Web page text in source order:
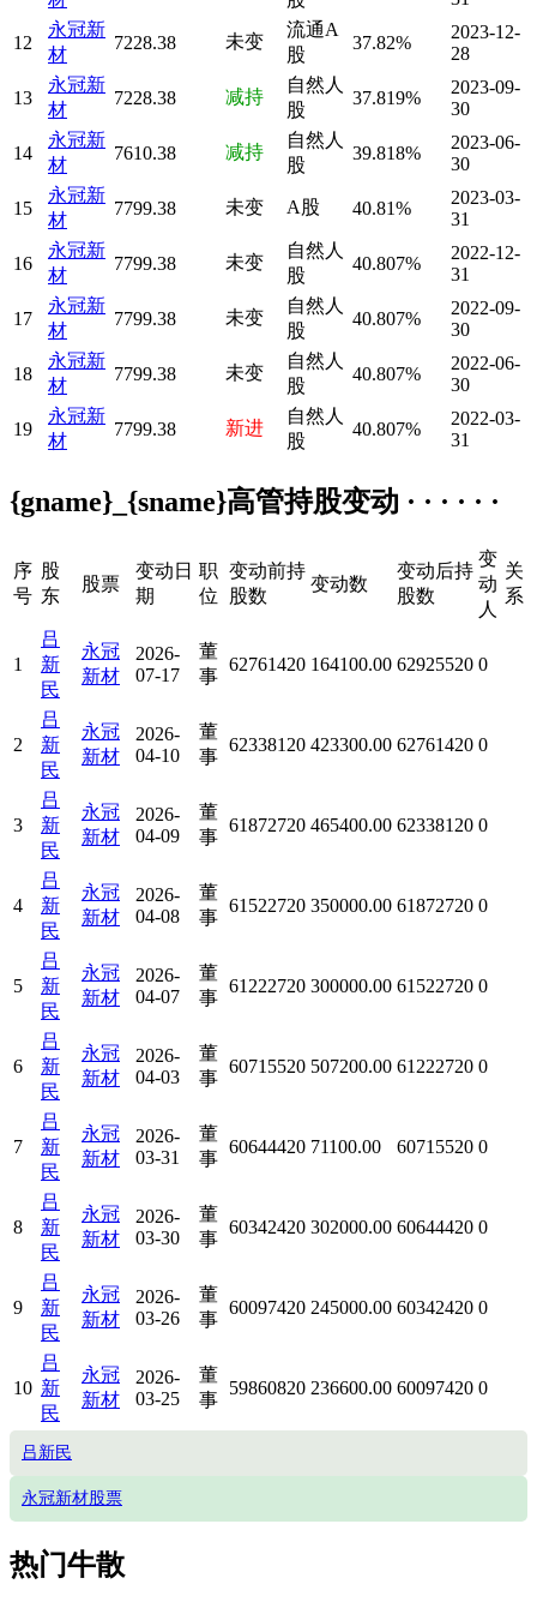
12
永冠新
材
7228.38 未变
流通A
股
37.82%
2023-12-
28
13
永冠新
材
7228.38 减持
自然人
股
37.819%
2023-09-
30
14
永冠新
材
7610.38 减持
自然人
股
39.818%
2023-06-
30
15
永冠新
材
7799.38 未变 A股 40.81%
2023-03-
31
16
永冠新
材
7799.38 未变
自然人
股
40.807%
2022-12-
31
17
永冠新
材
7799.38 未变
自然人
股
40.807%
2022-09-
30
18
永冠新
材
7799.38 未变
自然人
股
40.807%
2022-06-
30
19
永冠新
材
7799.38 新进
自然人
股
40.807%
2022-03-
31
{gname}_{sname}高管持股变动 · · · · · ·
序
号
股
东
股票
变动日
期
职
位
变动前持
股数
变动数
变动后持
股数
变
动
人
关
系
1
吕
新
民
永冠
新材
2026-
07-17
董
事
62761420 164100.00 62925520 0
2
吕
新
民
永冠
新材
2026-
04-10
董
事
62338120 423300.00 62761420 0
3
吕
新
民
永冠
新材
2026-
04-09
董
事
61872720 465400.00 62338120 0
4
吕
新
民
永冠
新材
2026-
04-08
董
事
61522720 350000.00 61872720 0
5
吕
新
民
永冠
新材
2026-
04-07
董
事
61222720 300000.00 61522720 0
6
吕
新
民
永冠
新材
2026-
04-03
董
事
60715520 507200.00 61222720 0
7
吕
新
民
永冠
新材
2026-
03-31
董
事
60644420 71100.00 60715520 0
8
吕
新
民
永冠
新材
2026-
03-30
董
事
60342420 302000.00 60644420 0
9
吕
新
民
永冠
新材
2026-
03-26
董
事
60097420 245000.00 60342420 0
10
吕
新
民
永冠
新材
2026-
03-25
董
事
59860820 236600.00 60097420 0
吕新民
永冠新材股票
热门牛散